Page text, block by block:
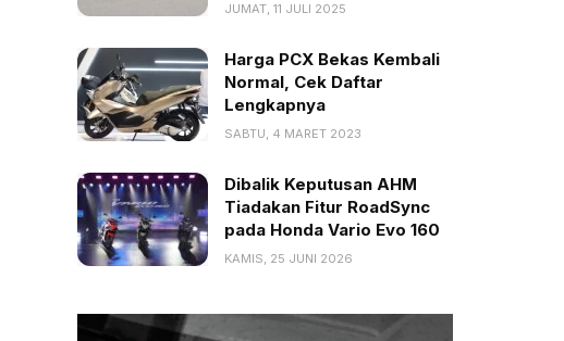
JUMAT, 11 JULI 2025
Harga PCX Bekas Kembali
Normal, Cek Daftar
Lengkapnya
SABTU, 4 MARET 2023
Dibalik Keputusan AHM
Tiadakan Fitur RoadSync
pada Honda Vario Evo 160
KAMIS, 25 JUNI 2026